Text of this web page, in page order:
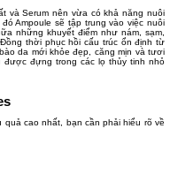
và Serum nên vừa có khả năng nuôi
Ampoule sẽ tập trung vào việc nuôi
những khuyết điểm như nám, sạm,
thời phục hồi cấu trúc ổn định từ
da mới khỏe đẹp, căng mịn và tươi
được đựng trong các lọ thủy tinh nhỏ
cao nhất, bạn cần phải hiểu rõ về